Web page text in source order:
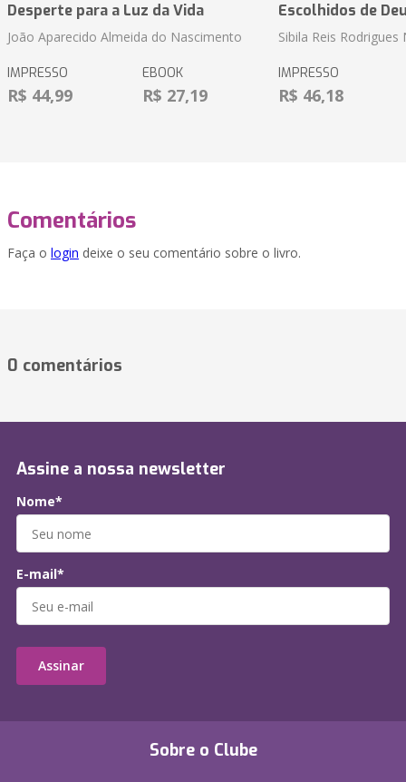
Desperte para a Luz da Vida
João Aparecido Almeida do Nascimento
IMPRESSO
R$ 44,99
EBOOK
R$ 27,19
Escolhidos de
Sibila Reis
IMPRESSO
R$ 46,18
Comentários
Faça o login deixe o seu comentário sobre o livro.
0 comentários
Sobre o Clube
Assine a nossa newsletter
Nome*
E-mail*
Assinar